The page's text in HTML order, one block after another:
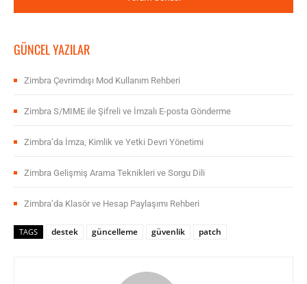
GÜNCEL YAZILAR
Zimbra Çevrimdışı Mod Kullanım Rehberi
Zimbra S/MIME ile Şifreli ve İmzalı E-posta Gönderme
Zimbra’da İmza, Kimlik ve Yetki Devri Yönetimi
Zimbra Gelişmiş Arama Teknikleri ve Sorgu Dili
Zimbra’da Klasör ve Hesap Paylaşımı Rehberi
TAGS destek güncelleme güvenlik patch